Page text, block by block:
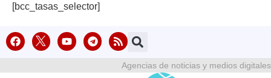
[bcc_tasas_selector]
Agencias de noticias y medios digitales